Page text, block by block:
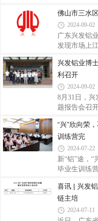
培养等重点
高素质、富
获2024中国
装备制造业
挤压材行业
国制造企业
造型企业的
入、资产总
从业人数等
佛山市三水
2024-09-02
广东兴发铝
发现市场上
者合法权益
采取法律行
民法院执行
网络谣言，
意造谣诽谤
客户及合作
产品和服务
兴发铝业博
利召开
2024-09-02
8月31日，
题报告会召
术专家侯陇
士围绕其在
型材形/性协
能源汽车用
7005铝合金
7005铝合金
合金组织性
“兴”欣向荣
训练营完
2024-07-22
新“铝”途，“
毕业生训练
的了解，更
他们从青涩
人，为兴发
期间，我们
喜讯 | 兴发
链主培
2024-07-11